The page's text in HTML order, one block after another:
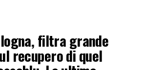
filtra grande
recupero di quel